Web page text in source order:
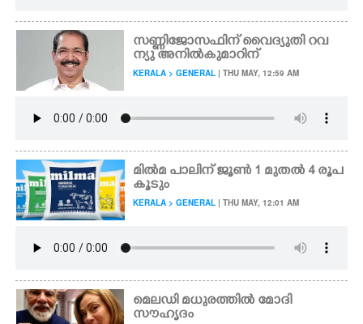
CONTACT US
സണ്ണിജോസഫിന് വൈദ്യുതി റവ
ന്യു അനിൽകുമാറിന്
KERALA > GENERAL | THU MAY, 12:59 AM
മിൽമ പാലിന് ജൂൺ 1 മുതൽ 4 രൂപ
കൂടും
KERALA > GENERAL | THU MAY, 12:01 AM
മെലഡി മധുരത്തിൽ മോദി
സൗഹൃദം